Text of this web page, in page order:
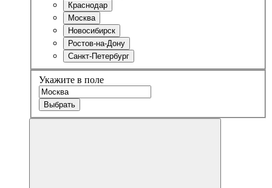
Краснодар
Москва
Новосибирск
Ростов-на-Дону
Санкт-Петербург
Укажите в поле
Выбрать